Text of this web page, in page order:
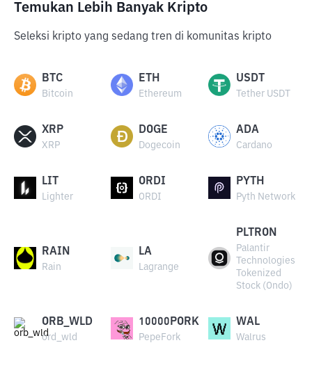
Temukan Lebih Banyak Kripto
Seleksi kripto yang sedang tren di komunitas kripto
BTC
Bitcoin
ETH
Ethereum
USDT
Tether USDT
XRP
XRP
DOGE
Dogecoin
ADA
Cardano
LIT
Lighter
ORDI
ORDI
PYTH
Pyth Network
RAIN
Rain
LA
Lagrange
PLTRON
Palantir
Technologies
Tokenized
Stock (Ondo)
ORB_WLD
ord_wld
10000PORK
PepeFork
WAL
Walrus